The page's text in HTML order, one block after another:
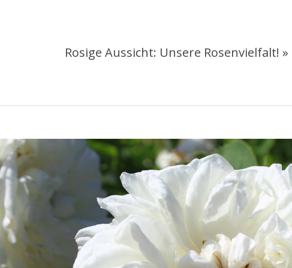
Rosige Aussicht: Unsere Rosenvielfalt! »